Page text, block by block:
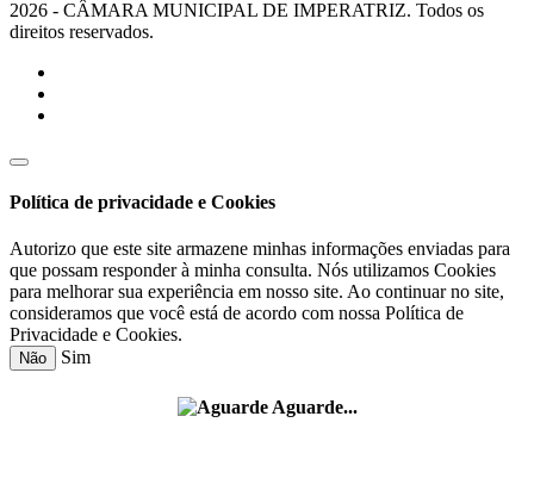
2026 - CÂMARA MUNICIPAL DE IMPERATRIZ. Todos os
direitos reservados.
Política de privacidade e Cookies
Autorizo que este site armazene minhas informações enviadas para
que possam responder à minha consulta. Nós utilizamos Cookies
para melhorar sua experiência em nosso site. Ao continuar no site,
consideramos que você está de acordo com nossa Política de
Privacidade e Cookies.
Não Sim
Aguarde...